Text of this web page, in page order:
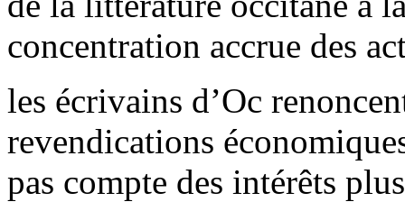
concentration accrue des
les écrivains d’Oc
revendications
pas compte des intérêts